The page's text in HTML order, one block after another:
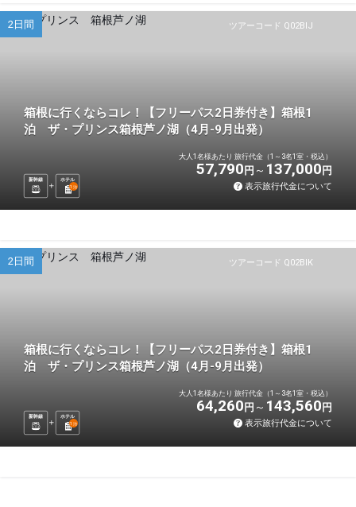
ツアーコード Q02BIJ
2日間
箱根に行くならコレ！【フリーパス2日券付き】箱根1
泊 ザ・プリンス箱根芦ノ湖（4月-9月出発）
新幹線
ホテル
1 泊
大人1名様あたり 旅行代金（1～3名1室・税込）
57,790 円 137,000 円
表示旅行代金について
ツアーコード Q02BIK
2日間
箱根に行くならコレ！【フリーパス2日券付き】箱根1
泊 ザ・プリンス箱根芦ノ湖（4月-9月出発）
新幹線
ホテル
1 泊
大人1名様あたり 旅行代金（1～3名1室・税込）
64,260 円 143,560 円
表示旅行代金について